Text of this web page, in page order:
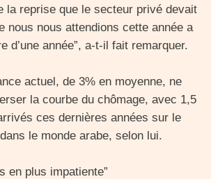
la reprise que le secteur privé devait
nous nous attendions cette année a
d’une année”, a-t-il fait remarquer.
actuel, de 3% en moyenne, ne
la courbe du chômage, avec 1,5
ces dernières années sur le
le monde arabe, selon lui.
en plus impatiente”